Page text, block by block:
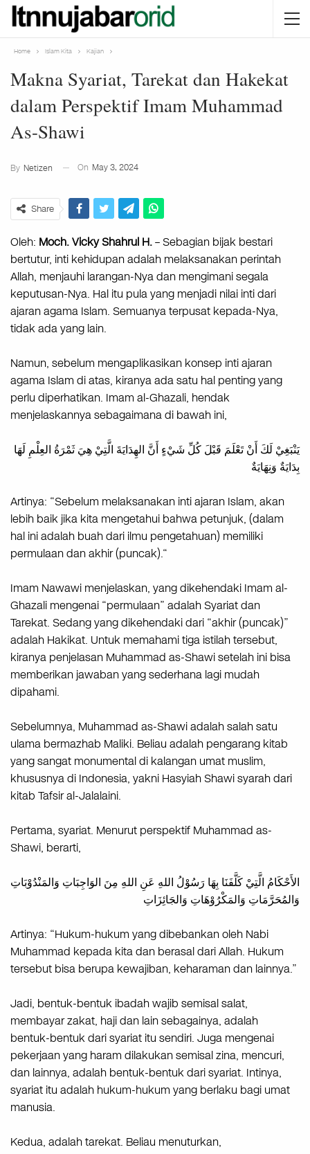
Home Islam Kita Kajian
Makna Syariat, Tarekat dan Hakekat
dalam Perspektif Imam Muhammad
As-Shawi
By Netizen On May 3, 2024
Share
Oleh: Moch. Vicky Shahrul H.– Sebagian bijak bestari
bertutur, inti kehidupan adalah melaksanakan perintah
Allah, menjauhi larangan-Nya dan mengimani segala
keputusan-Nya. Hal itu pula yang menjadi nilai inti dari
ajaran agama Islam. Semuanya terpusat kepada-Nya,
tidak ada yang lain.
Namun, sebelum mengaplikasikan konsep inti ajaran
agama Islam di atas, kiranya ada satu hal penting yang
perlu diperhatikan. Imam al-Ghazali, hendak
menjelaskannya sebagaimana di bawah ini,
يَنْبَغِيْ لَكَ أَنْ تَعْلَمَ قَبْلَ كُلِّ شَيْءٍ أَنَّ الهِدَايَةَ الَّتِيْ هِيَ ثَمْرَةُ العِلْمِ لَهَا
بِدَايَةٌ وَنِهَايَةٌ
Artinya: “Sebelum melaksanakan inti ajaran Islam, akan
lebih baik jika kita mengetahui bahwa petunjuk, (dalam
hal ini adalah buah dari ilmu pengetahuan) memiliki
permulaan dan akhir (puncak).“
Imam Nawawi menjelaskan, yang dikehendaki Imam al-
Ghazali mengenai “permulaan” adalah Syariat dan
Tarekat. Sedang yang dikehendaki dari “akhir (puncak)”
adalah Hakikat. Untuk memahami tiga istilah tersebut,
kiranya penjelasan Muhammad as-Shawi setelah ini bisa
memberikan jawaban yang sederhana lagi mudah
dipahami.
Sebelumnya, Muhammad as-Shawi adalah salah satu
ulama bermazhab Maliki. Beliau adalah pengarang kitab
yang sangat monumental di kalangan umat muslim,
khususnya di Indonesia, yakni Hasyiah Shawi syarah dari
kitab Tafsir al-Jalalaini.
Pertama, syariat. Menurut perspektif Muhammad as-
Shawi, berarti,
الأَحْكَامُ الَّتِيْ كَلَّفَنَا بِهَا رَسُوْلُ اللهِ عَنِ اللهِ مِنَ الوَاجِبَاتِ وَالمَنْدُوْبَاتِ
وَالمُحَرَّمَاتِ وَالمَكْرُوْهَاتِ وَالجَائِزَاتِ
Artinya: “Hukum-hukum yang dibebankan oleh Nabi
Muhammad kepada kita dan berasal dari Allah. Hukum
tersebut bisa berupa kewajiban, keharaman dan lainnya.”
Jadi, bentuk-bentuk ibadah wajib semisal salat,
membayar zakat, haji dan lain sebagainya, adalah
bentuk-bentuk dari syariat itu sendiri. Juga mengenai
pekerjaan yang haram dilakukan semisal zina, mencuri,
dan lainnya, adalah bentuk-bentuk dari syariat. Intinya,
syariat itu adalah hukum-hukum yang berlaku bagi umat
manusia.
Kedua, adalah tarekat. Beliau menuturkan,